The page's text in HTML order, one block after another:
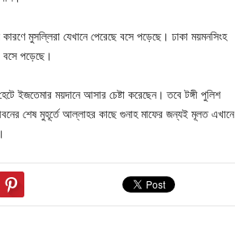
মুসল্লিরা যেখানে পেরেছে বসে পড়েছে। ঢাকা ময়মনসিংহ
বসে পড়েছে।
ইজতেমার ময়দানে আসার চেষ্টা করেছেন। তবে টঙ্গী পুলিশ
শেষ মুহূর্তে আল্লাহর কাছে গুনাহ মাফের জন্যই মূলত এখানে